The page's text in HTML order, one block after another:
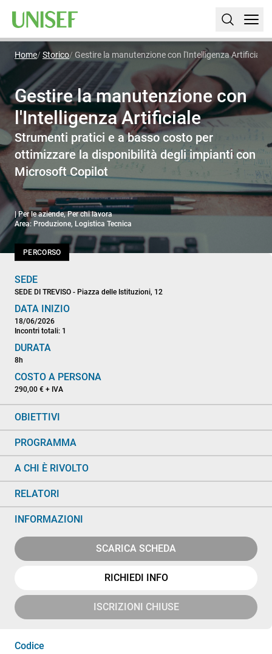
Home Storico Gestire la manutenzione con l'Intelligenza Artificiale
Gestire la manutenzione con
l'Intelligenza Artificiale
Strumenti pratici e a basso costo per
ottimizzare la disponibilità degli impianti con
Microsoft Copilot
| Per le aziende, Per chi lavora
Area: Produzione, Logistica Tecnica
PERCORSO
SEDE
SEDE DI TREVISO - Piazza delle Istituzioni, 12
DATA INIZIO
18/06/2026
Incontri totali: 1
DURATA
8h
COSTO A PERSONA
290,00 € + IVA
OBIETTIVI
PROGRAMMA
A CHI È RIVOLTO
RELATORI
INFORMAZIONI
SCARICA SCHEDA
RICHIEDI INFO
ISCRIZIONI CHIUSE
Codice